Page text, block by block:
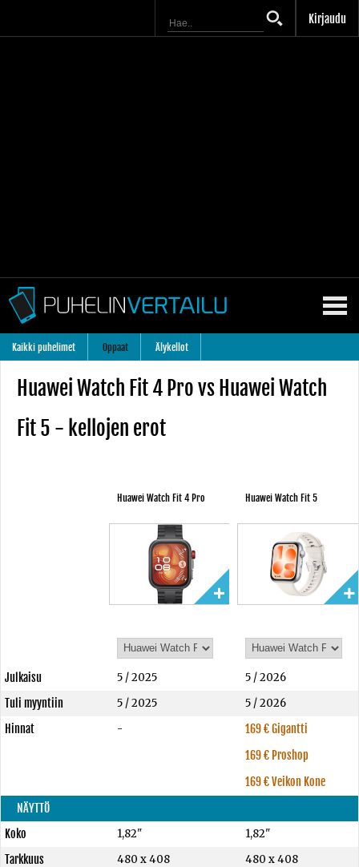
Kirjaudu
Kaikki puhelimet Oppaat Älykellot
Huawei Watch Fit 4 Pro vs Huawei Watch
Fit 5 - kellojen erot
Huawei Watch Fit 4 Pro Huawei Watch Fit 5
Julkaisu 5 / 2025
5 / 2026
Tuli myyntiin
5 / 2025
5 / 2026
Hinnat
-
169 € Gigantti
169 € Proshop
169 € Veikon Kone
NÄYTTÖ
Koko
1,82"
1,82"
Tarkkuus
480 x 408
480 x 408